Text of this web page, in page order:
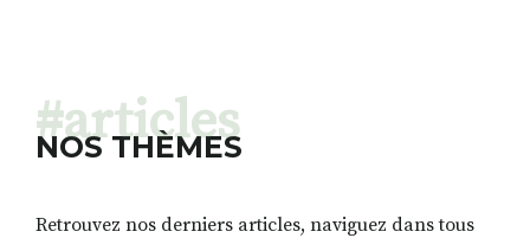
#articles
NOS THÈMES
Retrouvez nos derniers articles, naviguez dans tous